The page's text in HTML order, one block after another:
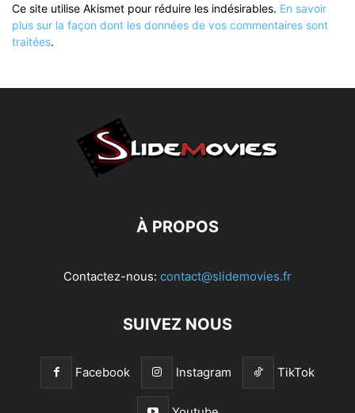
Ce site utilise Akismet pour réduire les indésirables. En savoir
plus sur la façon dont les données de vos commentaires sont
traitées.
À PROPOS
Contactez-nous: contact@slidemovies.fr
SUIVEZ NOUS
Facebook Instagram TikTok